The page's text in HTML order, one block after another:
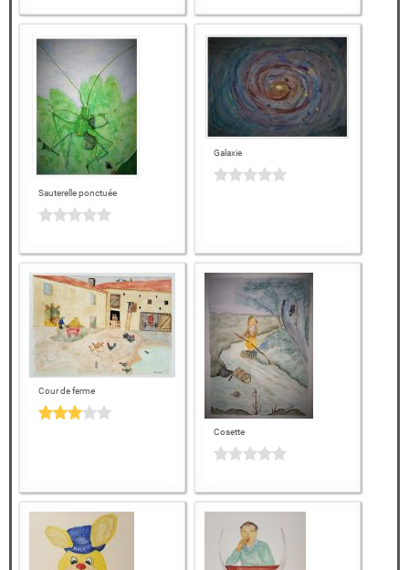
Sauterelle ponctuée
Galaxie
Cour de ferme
Cosette